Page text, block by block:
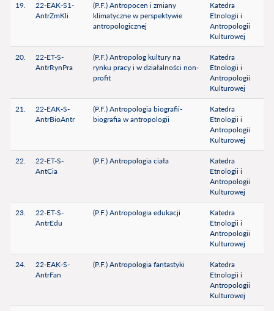
19.
22-EAK-S1-
AntrZmKli
(P.F.) Antropocen i zmiany
klimatyczne w perspektywie
antropologicznej
Katedra
Etnologii i
Antropologii
Kulturowej
20.
22-ET-S-
AntrRynPra
(P.F.) Antropolog kultury na
rynku pracy i w działalności non-
profit
Katedra
Etnologii i
Antropologii
Kulturowej
21.
22-EAK-S-
AntrBioAntr
(P.F.) Antropologia biografii-
biografia w antropologii
Katedra
Etnologii i
Antropologii
Kulturowej
22.
22-ET-S-
AntCia
(P.F.) Antropologia ciała
Katedra
Etnologii i
Antropologii
Kulturowej
23.
22-ET-S-
AntrEdu
(P.F.) Antropologia edukacji
Katedra
Etnologii i
Antropologii
Kulturowej
24.
22-EAK-S-
AntrFan
(P.F.) Antropologia fantastyki
Katedra
Etnologii i
Antropologii
Kulturowej